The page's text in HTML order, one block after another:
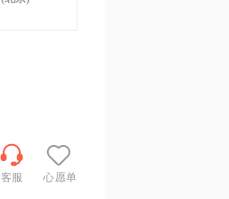
客服 心愿单